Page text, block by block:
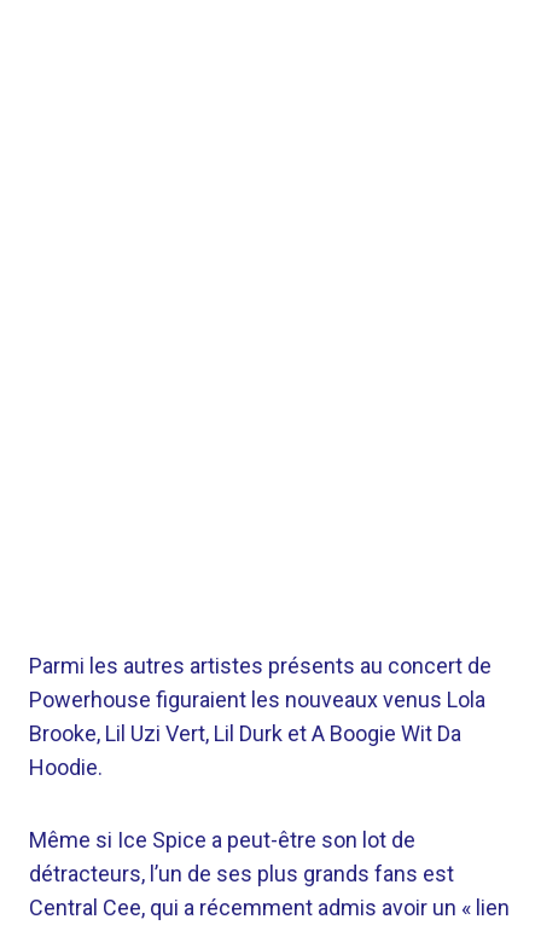
Parmi les autres artistes présents au concert de
Powerhouse figuraient les nouveaux venus Lola
Brooke, Lil Uzi Vert, Lil Durk et A Boogie Wit Da
Hoodie.
Même si Ice Spice a peut-être son lot de
détracteurs, l’un de ses plus grands fans est
Central Cee, qui a récemment admis avoir un « lien